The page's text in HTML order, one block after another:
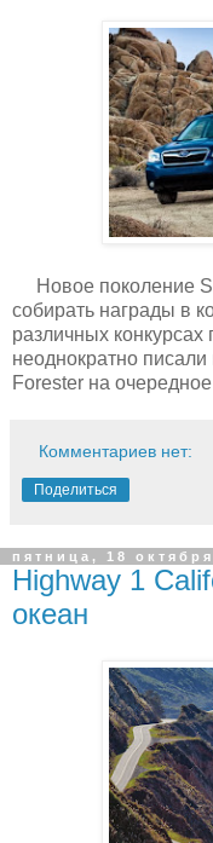
Новое поколение
собирать награды в
различных
неоднократно
Forester на
Комментариев нет:
Поделиться
пятница, 18 октября
Highway 1
океан